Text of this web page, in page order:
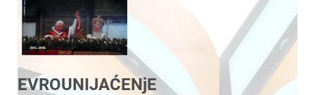
EVROUNIJAĆENjE